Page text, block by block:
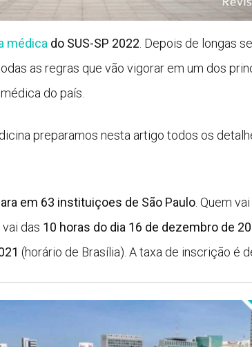
médica do SUS-SP 2022 . Depois de longas
as regras que vão vigorar em um dos
do país.
preparamos nesta artigo todos os
em 63 instituiçoes de São Paulo . Quem
das 10 horas do dia 16 de dezembro de
(horário de Brasília). A taxa de inscrição é